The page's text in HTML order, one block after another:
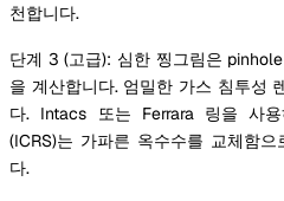
천합니다.
단계 3 (고급): 심한 찡그림은
을 계산합니다. 엄밀한 가스 침투성
다. Intacs 또는 Ferrara 링을 사
(ICRS)는 가파른 옥수수를 교체함
다.